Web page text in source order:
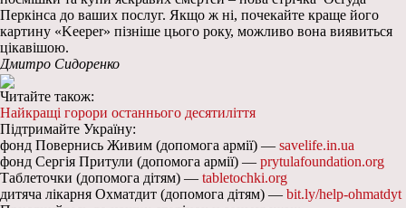
Перкінса до ваших послуг. Якщо ж ні, почекайте краще його
картину «Keeper» пізніше цього року, можливо вона виявиться
цікавішою.
Дмитро Сидоренко
Читайте також:
Найкращі горори останнього десятиліття
Підтримайте Україну:
фонд Повернись Живим (допомога армії) — savelife.in.ua
фонд Сергія Притули (допомога армії) — prytulafoundation.org
Таблеточки (допомога дітям) — tabletochki.org
дитяча лікарня Охматдит (допомога дітям) — bit.ly/help-ohmatdyt